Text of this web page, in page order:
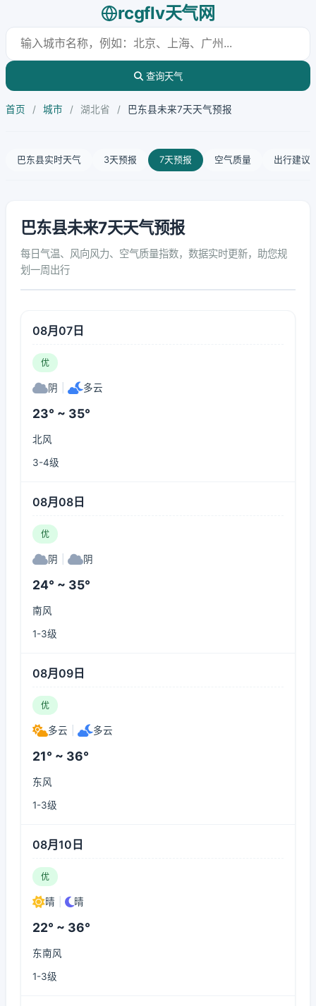
rcgflv天气网
查询天气
首页 / 城市 / 湖北省 / 巴东县未来7天天气预报
巴东县实时天气 3天预报 7天预报 空气质量 出行建议
巴东县未来7天天气预报
每日气温、风向风力、空气质量指数，数据实时更新，助您规
划一周出行
08月07日
优
阴 多云
23° ~ 35°
北风
3-4级
08月08日
优
阴 阴
24° ~ 35°
南风
1-3级
08月09日
优
多云 多云
21° ~ 36°
东风
1-3级
08月10日
优
晴 晴
22° ~ 36°
东南风
1-3级